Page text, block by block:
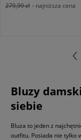
279,99 zł - najniższa cena
Bluzy
siebie
Bluza to jeden z
outfitu. Posiada nie tylko